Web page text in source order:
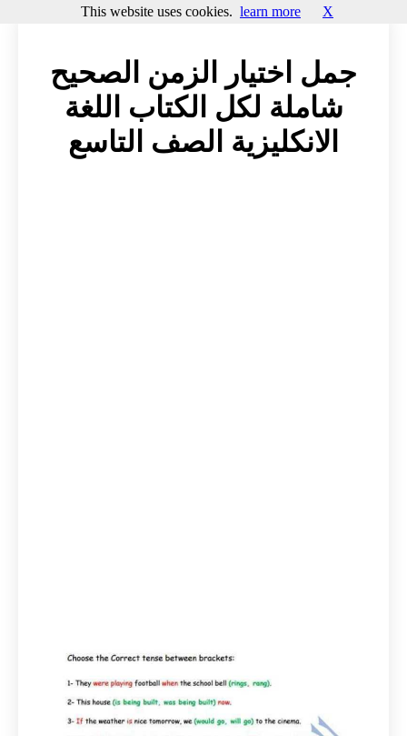
جمل اختيار الزمن الصحيح
شاملة لكل الكتاب اللغة
الانكليزية الصف التاسع
This website uses cookies. learn more X